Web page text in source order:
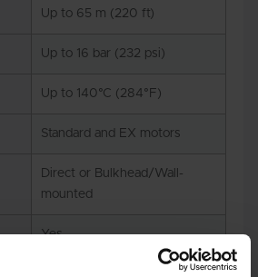
Up to 65 m (220 ft)
Up to 16 bar (232 psi)
Up to 140°C (284°F)
Standard and EX motors
Direct or Bulkhead/Wall-
mounted
Yes